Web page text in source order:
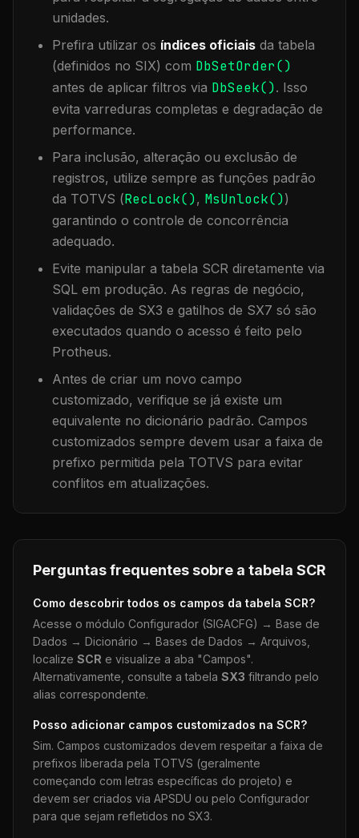
unidades.
Prefira utilizar os índices oficiais da tabela
(definidos no SIX) com DbSetOrder()
antes de aplicar filtros via DbSeek(). Isso
evita varreduras completas e degradação de
performance.
Para inclusão, alteração ou exclusão de
registros, utilize sempre as funções padrão
da TOTVS (RecLock(), MsUnlock())
garantindo o controle de concorrência
adequado.
Evite manipular a tabela SCR diretamente via
SQL em produção. As regras de negócio,
validações de SX3 e gatilhos de SX7 só são
executados quando o acesso é feito pelo
Protheus.
Antes de criar um novo campo
customizado, verifique se já existe um
equivalente no dicionário padrão. Campos
customizados sempre devem usar a faixa de
prefixo permitida pela TOTVS para evitar
conflitos em atualizações.
Perguntas frequentes sobre a tabela SCR
Como descobrir todos os campos da tabela SCR?
Acesse o módulo Configurador (SIGACFG) → Base de
Dados → Dicionário → Bases de Dados → Arquivos,
localize SCR e visualize a aba "Campos".
Alternativamente, consulte a tabela SX3 filtrando pelo
alias correspondente.
Posso adicionar campos customizados na SCR?
Sim. Campos customizados devem respeitar a faixa de
prefixos liberada pela TOTVS (geralmente
começando com letras específicas do projeto) e
devem ser criados via APSDU ou pelo Configurador
para que sejam refletidos no SX3.